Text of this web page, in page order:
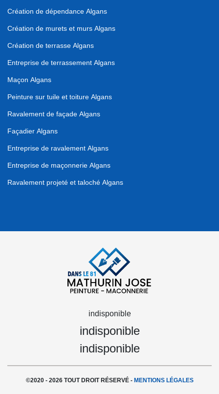
Création de dépendance Algans
Création de murets et murs Algans
Création de terrasse Algans
Entreprise de terrassement Algans
Maçon Algans
Peinture sur tuile et toiture Algans
Ravalement de façade Algans
Façadier Algans
Entreprise de ravalement Algans
Entreprise de maçonnerie Algans
Ravalement projeté et taloché Algans
indisponible
indisponible
indisponible
©2020 - 2026 TOUT DROIT RÉSERVÉ - MENTIONS LÉGALES